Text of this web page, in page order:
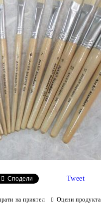
Сподели Tweet
на приятел Оцени продукта